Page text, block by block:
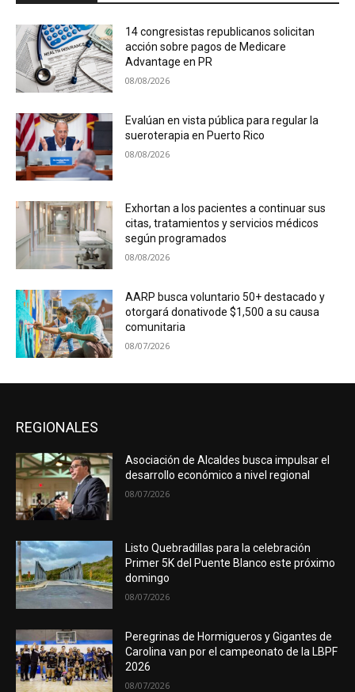
14 congresistas republicanos solicitan
acción sobre pagos de Medicare
Advantage en PR
08/08/2026
Evalúan en vista pública para regular la
sueroterapia en Puerto Rico
08/08/2026
Exhortan a los pacientes a continuar sus
citas, tratamientos y servicios médicos
según programados
08/08/2026
AARP busca voluntario 50+ destacado y
otorgará donativode $1,500 a su causa
comunitaria
08/07/2026
REGIONALES
Asociación de Alcaldes busca impulsar el
desarrollo económico a nivel regional
08/07/2026
Listo Quebradillas para la celebración
Primer 5K del Puente Blanco este próximo
domingo
08/07/2026
Peregrinas de Hormigueros y Gigantes de
Carolina van por el campeonato de la LBPF
2026
08/07/2026